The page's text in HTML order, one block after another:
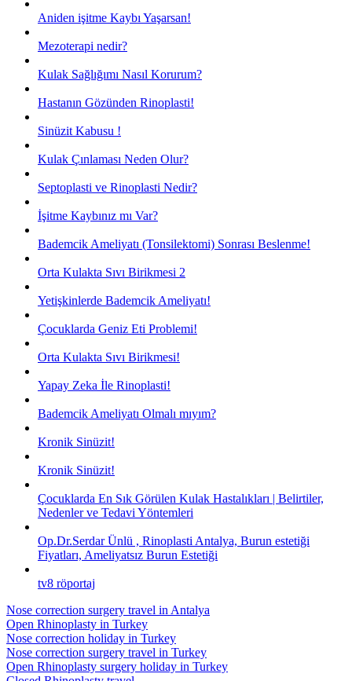
Aniden işitme Kaybı Yaşarsan!
Mezoterapi nedir?
Kulak Sağlığımı Nasıl Korurum?
Hastanın Gözünden Rinoplasti!
Sinüzit Kabusu !
Kulak Çınlaması Neden Olur?
Septoplasti ve Rinoplasti Nedir?
İşitme Kaybınız mı Var?
Bademcik Ameliyatı (Tonsilektomi) Sonrası Beslenme!
Orta Kulakta Sıvı Birikmesi 2
Yetişkinlerde Bademcik Ameliyatı!
Çocuklarda Geniz Eti Problemi!
Orta Kulakta Sıvı Birikmesi!
Yapay Zeka İle Rinoplasti!
Bademcik Ameliyatı Olmalı mıyım?
Kronik Sinüzit!
Kronik Sinüzit!
Çocuklarda En Sık Görülen Kulak Hastalıkları | Belirtiler,
Nedenler ve Tedavi Yöntemleri
Op.Dr.Serdar Ünlü , Rinoplasti Antalya, Burun estetiği
Fiyatları, Ameliyatsız Burun Estetiği
tv8 röportaj
Nose correction surgery travel in Antalya
Open Rhinoplasty in Turkey
Nose correction holiday in Turkey
Nose correction surgery travel in Turkey
Open Rhinoplasty surgery holiday in Turkey